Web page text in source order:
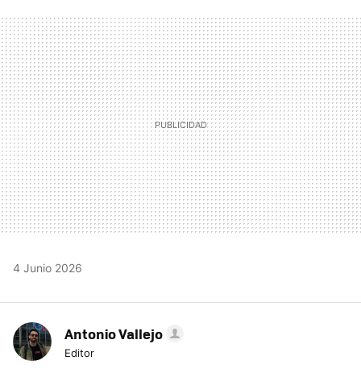
MAIL
4 Junio 2026
Antonio Vallejo
Editor